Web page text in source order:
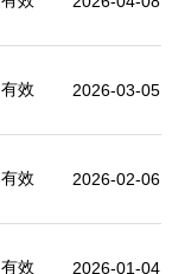
有效 2026-03-05
有效 2026-02-06
有效 2026-01-04